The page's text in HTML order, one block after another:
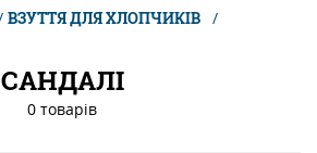
ВЗУТТЯ ДЛЯ ХЛОПЧИКІВ
САНДАЛІ
0 товарiв